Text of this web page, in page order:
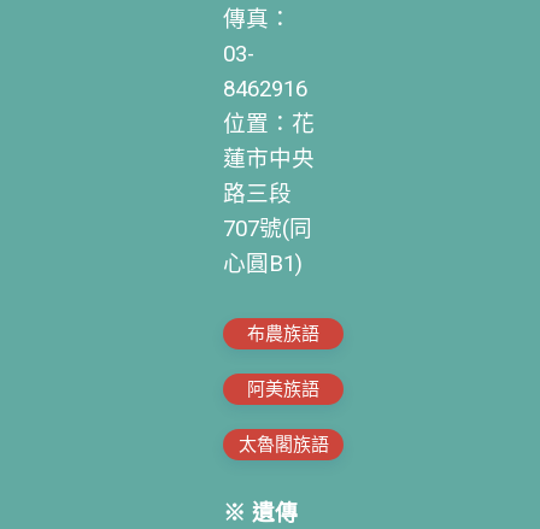
傳真：
03-
8462916
位置：花
蓮市中央
路三段
707號(同
心圓B1)
布農族語
阿美族語
太魯閣族語
※ 遺傳